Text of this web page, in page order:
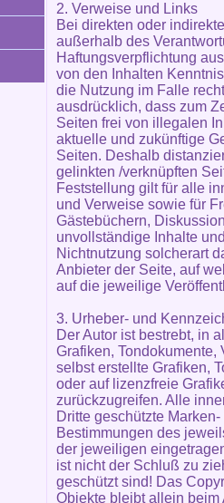
2. Verweise und Links
Bei direkten oder
außerhalb des
Haftungsverpflichtung
von den Inhalten
die Nutzung im Falle
ausdrücklich, dass zum
Seiten frei von illegalen
aktuelle und zukünftige
Seiten. Deshalb
gelinkten /verknüpften
Feststellung gilt für alle
und Verweise sowie für
Gästebüchern,
unvollständige Inhalte
Nichtnutzung solcherart
Anbieter der Seite, auf
auf die jeweilige
3. Urheber- und
Der Autor ist bestrebt, in
Grafiken,
selbst erstellte Grafiken,
oder auf lizenzfreie
zurückzugreifen. Alle
Dritte geschützte
Bestimmungen des
der jeweiligen
ist nicht der Schluß zu
geschützt sind! Das
Objekte bleibt allein